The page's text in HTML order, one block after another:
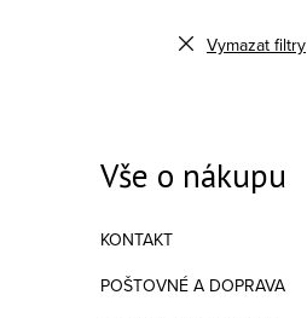
Vymazat filtry
Vše o nákupu
KONTAKT
POŠTOVNÉ A DOPRAVA